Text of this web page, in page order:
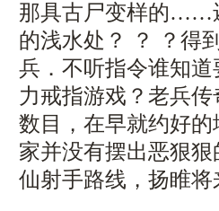
那具古尸变样的……
的浅水处？ ？ ？得
兵．不听指令谁知
力戒指游戏？老兵
数目，在早就约好
家并没有摆出恶狠
仙射手路线，扬睢将